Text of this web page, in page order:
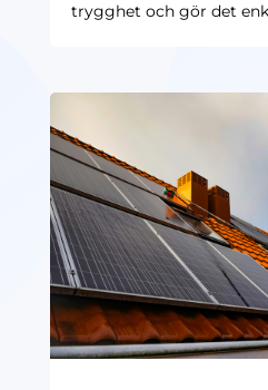
trygghet och gör det